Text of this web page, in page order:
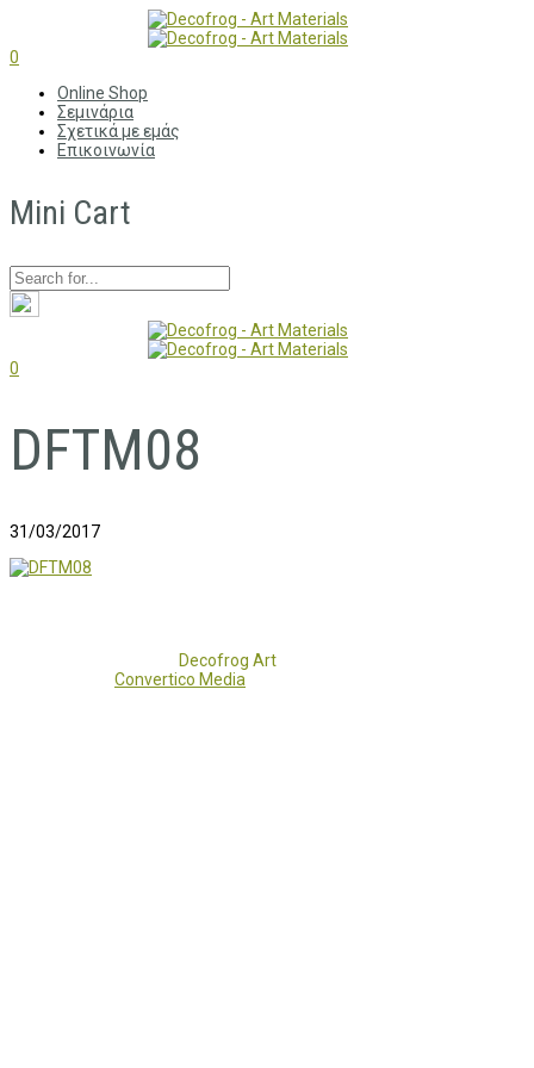
0
Online Shop
Σεμινάρια
Σχετικά με εμάς
Επικοινωνία
Mini Cart
0
DFTM08
31/03/2017
Decofrog Art
Convertico Media